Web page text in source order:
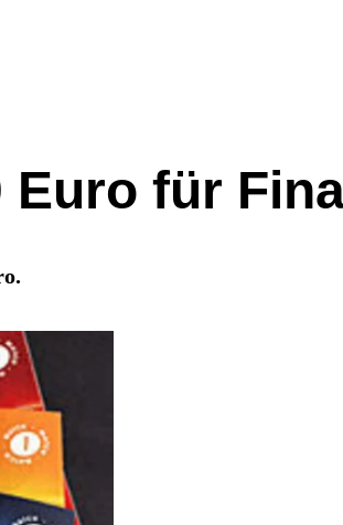
Euro für